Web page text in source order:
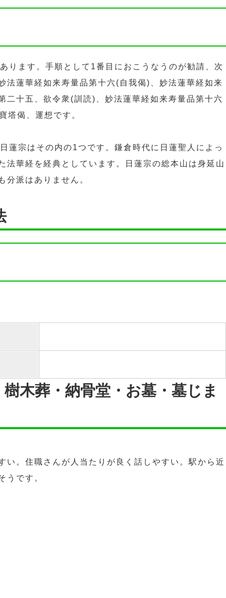
ります。手順として1番目におこうなうのが勧請、次
法蓮華経如来寿量品第十六(自我偈)、妙法蓮華経如来
二十五、欲令衆(訓読)、妙法蓮華経如来寿量品第十六
塔偈、運想です。
蓮宗はその内の1つです。鎌倉時代に日蓮聖人によっ
法華経を経典としています。日蓮宗の総本山は身延山
分派はありません。
木葬・納骨堂・お墓・墓じま
い。住職さんが人当たりが良く話しやすい。駅から近
うです。